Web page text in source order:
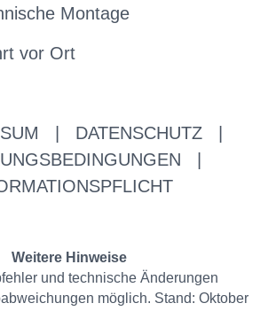
Montage
vor Ort
DATENSCHUTZ
Weitere Hinweise
und technische Änderungen
möglich. Stand: Oktober